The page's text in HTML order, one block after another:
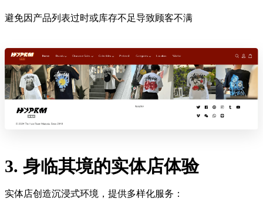
避免因产品列表过时或库存不足导致顾客不满
3. 身临其境的实体店体验
实体店创造沉浸式环境，提供多样化服务：